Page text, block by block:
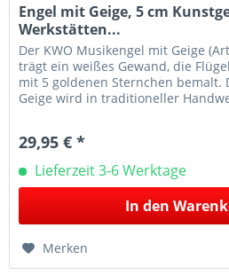
Engel mit Geige, 5 cm
Werkstätten...
Der KWO Musikengel mit Geige
trägt ein weißes Gewand, die
mit 5 goldenen Sternchen bemalt.
Geige wird in traditioneller
29,95 € *
Lieferzeit 3-6 Werktage
In den
Merken